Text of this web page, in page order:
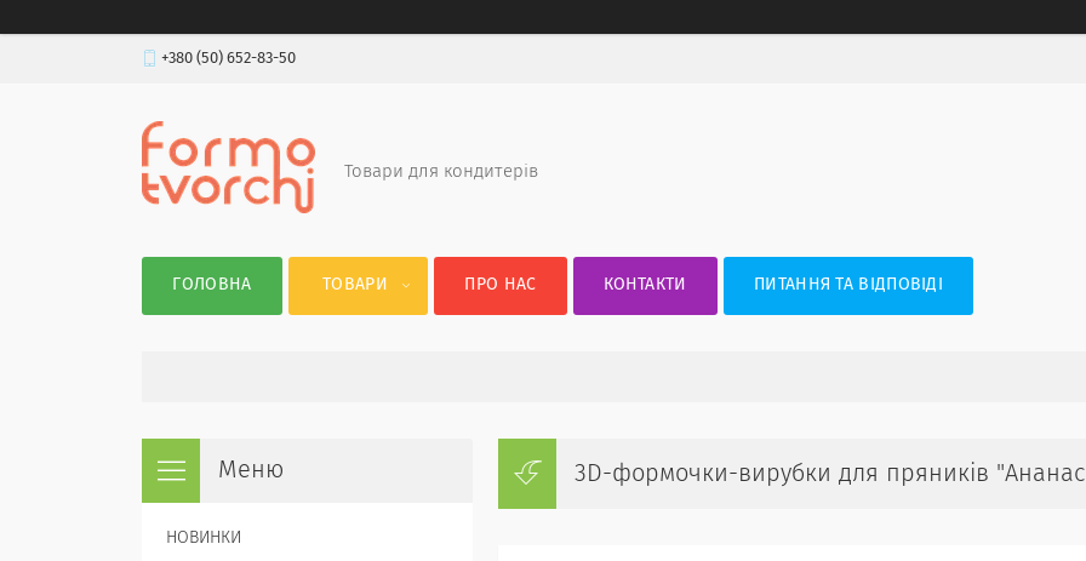
+380 (50) 652-83-50
Товари для кондитерів
ГОЛОВНА ТОВАРИ ПРО НАС КОНТАКТИ ПИТАННЯ ТА ВІДПОВІДІ
3D-формочки-вирубки для пряників
НОВИНКИ